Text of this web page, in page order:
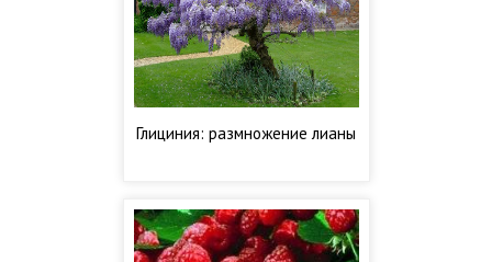
Глициния: размножение лианы